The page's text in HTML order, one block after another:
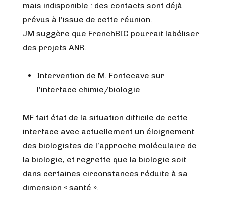
mais indisponible : des contacts sont déjà
prévus à l’issue de cette réunion.
JM suggère que FrenchBIC pourrait labéliser
des projets ANR.
Intervention de M. Fontecave sur
l’interface chimie/biologie
MF fait état de la situation difficile de cette
interface avec actuellement un éloignement
des biologistes de l’approche moléculaire de
la biologie, et regrette que la biologie soit
dans certaines circonstances réduite à sa
dimension « santé ».